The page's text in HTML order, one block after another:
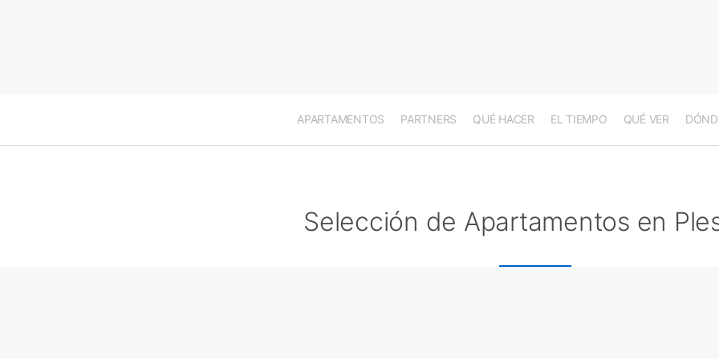
APARTAMENTOS PARTNERS QUÉ HACER EL TIEMPO QUÉ VER
Selección de Apartamentos en